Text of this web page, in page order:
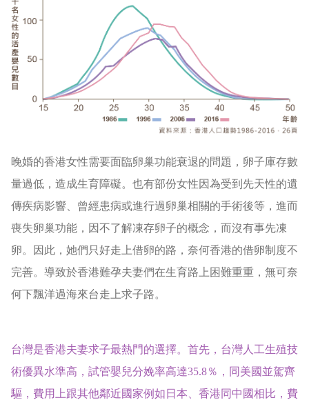
晚婚的香港女性需要面臨卵巢功能衰退的問題，卵子庫存數
量過低，造成生育障礙。也有部份女性因為受到先天性的遺
傳疾病影響、曾經患病或進行過卵巢相關的手術後等，進而
喪失卵巢功能，因不了解凍存卵子的概念，而沒有事先凍
卵。因此，她們只好走上借卵的路，奈何香港的借卵制度不
完善。導致於香港難孕夫妻們在生育路上困難重重，無可奈
何下飄洋過海來台走上求子路。
台灣是香港夫妻求子最熱門的選擇。首先，台灣人工生殖技
術優異水準高，試管嬰兒分娩率高達35.8％，同美國並駕齊
驅，費用上跟其他鄰近國家例如日本、香港同中國相比，費